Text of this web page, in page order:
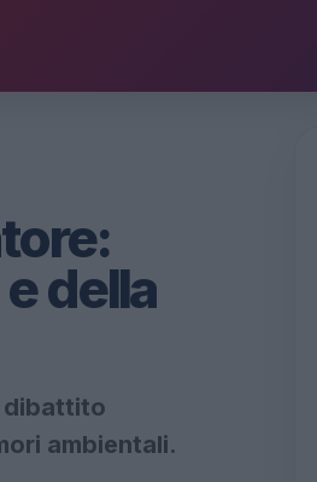
della
dibattito
ambientali.